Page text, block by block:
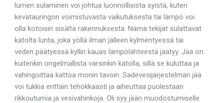
lumen sulaminen voi johtua luonnollisista syistä, kuten
kevätauringon voimistuvasta vaikutuksesta tai lämpö voi
olla kotoisin sisältä rakennuksesta. Nämä tekijät sulattavat
katolta lunta, joka yöllä ilman jälleen kylmentyessä tai
veden päätyessä kyllin kauas lämpölähteestä jäätyy. Jää on
kuitenkin ongelmallista varsinkin katolla, sillä se kuluttaa ja
vahingoittaa kattoa monin tavoin. Sadevesijärjestelmän jää
voi tukkia erittäin tehokkaasti ja aiheuttaa puolestaan
rikkoutumia ja vesivahinkoja. Oli syy jään muodostumiselle